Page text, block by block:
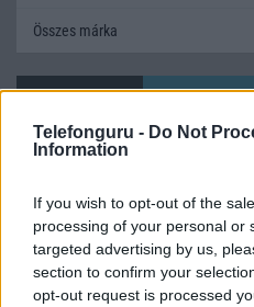
Telefonguru - Do Not
Information
If you wish to opt-out of the
processing of your personal or
targeted advertising by us,
section to confirm your
opt-out request is processed
Összes márka
Mennyibe kerül
Keressen a telefonboltok ajánlatai